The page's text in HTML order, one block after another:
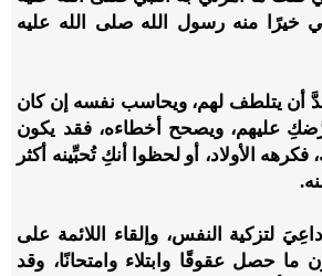
خيرًا منه رسول الله صلى الله عليه
بدَّ أن يتلطف لهم، ويحاسب نفسه إن كان
عليهم، ويصحح أخطاءه، فقد يكون
الأولاد، أو لحظوا أنكِ تُحبِّينه أكثر
داعِيَ لتزكية النفس، وإلقاء اللائمة على
ما حصل عقوقًا وابتلاء وامتحانًا، وقد